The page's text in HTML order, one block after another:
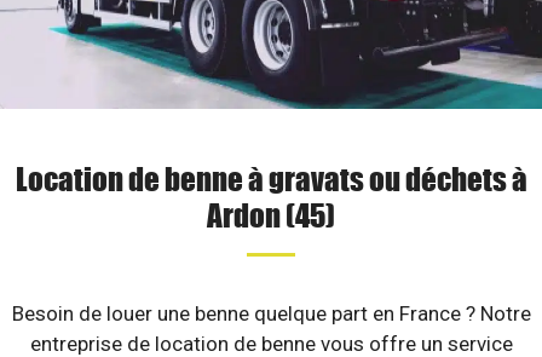
Location de benne à gravats ou déchets à
Ardon (45)
Besoin de louer une benne quelque part en France ? Notre
entreprise de location de benne vous offre un service